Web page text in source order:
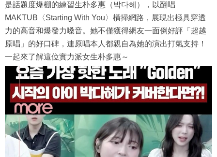
是話題度爆棚的練習生朴多惠（박다혜），以翻唱
MAKTUB〈Starting With You〉橫掃網路，展現出極具穿透
力的高音和爆發力嗓音。她不僅獲得網友一面倒好評「超越
原唱」的好口碑，連原唱本人都親自為她的演出打氣支持！
一起來了解這位實力派女生朴多惠～